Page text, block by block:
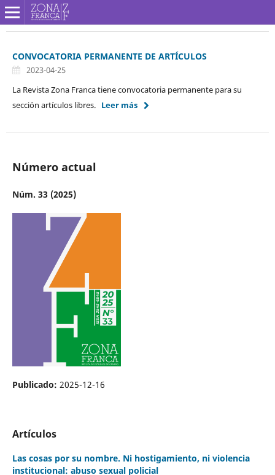
CONVOCATORIA PERMANENTE DE ARTÍCULOS
2023-04-25
La Revista Zona Franca tiene convocatoria permanente para su
sección artículos libres. Leer más
Número actual
Núm. 33 (2025)
Publicado: 2025-12-16
Artículos
Las cosas por su nombre. Ni hostigamiento, ni violencia
institucional: abuso sexual policial